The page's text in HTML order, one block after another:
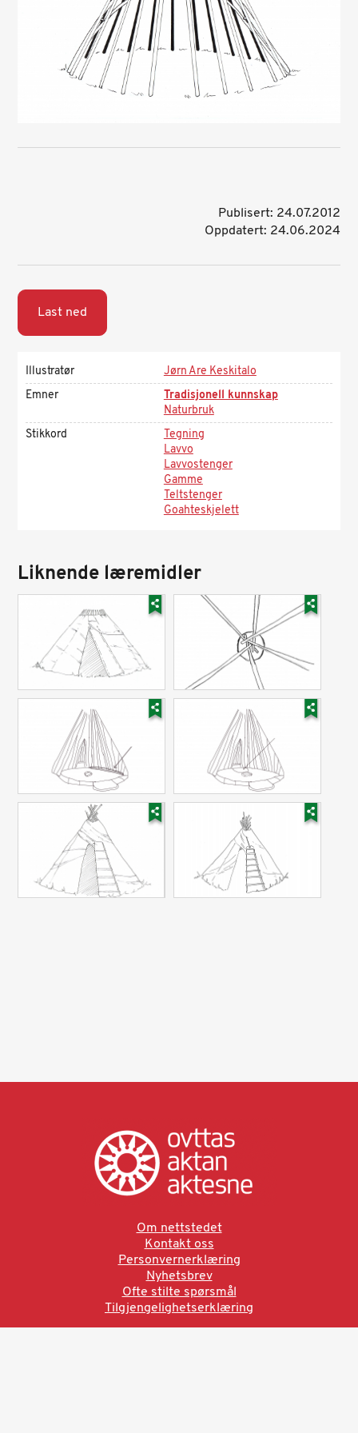
Publisert: 24.07.2012
Oppdatert: 24.06.2024
Last ned
Illustratør
Jørn Are Keskitalo
Emner
Tradisjonell kunnskap
Naturbruk
Stikkord
Tegning
Lavvo
Lavvostenger
Gamme
Teltstenger
Goahteskjelett
Liknende læremidler
Om nettstedet
Kontakt oss
Personvernerklæring
Nyhetsbrev
Ofte stilte spørsmål
Tilgjengelighetserklæring